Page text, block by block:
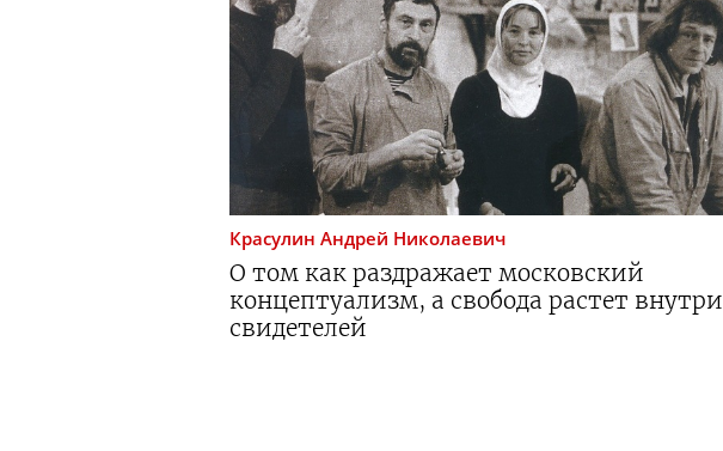
Красулин Андрей Николаевич
О том как раздражает московский
концептуализм, а свобода растет внутри
свидетелей